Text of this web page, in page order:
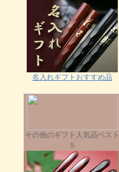
名入れギフトおすすめ品
その他のギフト人気品ベスト
５